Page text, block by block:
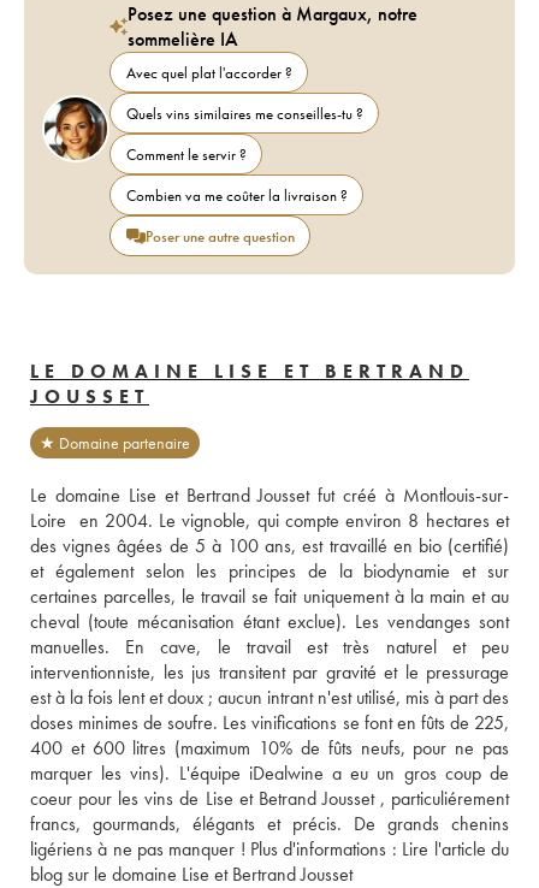
Posez une question à Margaux, notre
sommelière IA
Avec quel plat l'accorder ?
Quels vins similaires me conseilles-tu ?
Comment le servir ?
Combien va me coûter la livraison ?
Poser une autre question
LE DOMAINE LISE ET BERTRAND
JOUSSET
★ Domaine partenaire
Le domaine Lise et Bertrand Jousset fut créé à Montlouis-sur-
Loire  en 2004. Le vignoble, qui compte environ 8 hectares et
des vignes âgées de 5 à 100 ans, est travaillé en bio (certifié)
et également selon les principes de la biodynamie et sur
certaines parcelles, le travail se fait uniquement à la main et au
cheval (toute mécanisation étant exclue). Les vendanges sont
manuelles. En cave, le travail est très naturel et peu
interventionniste, les jus transitent par gravité et le pressurage
est à la fois lent et doux ; aucun intrant n'est utilisé, mis à part des
doses minimes de soufre. Les vinifications se font en fûts de 225,
400 et 600 litres (maximum 10% de fûts neufs, pour ne pas
marquer les vins). L'équipe iDealwine a eu un gros coup de
coeur pour les vins de Lise et Betrand Jousset , particuliérement
francs, gourmands, élégants et précis. De grands chenins
ligériens à ne pas manquer ! Plus d'informations : Lire l'article du
blog sur le domaine Lise et Bertrand Jousset